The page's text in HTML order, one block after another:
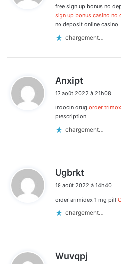
free sign up bonus no
sign up bonus casino no
no deposit online casino
chargement…
Anxipt
t
:
17 août 2022 à 21h08
indocin drug order
prescription
chargement…
Ugbrkt
t
19 août 2022 à 14h40
order arimidex 1 mg pill
chargement…
Wuvqpj